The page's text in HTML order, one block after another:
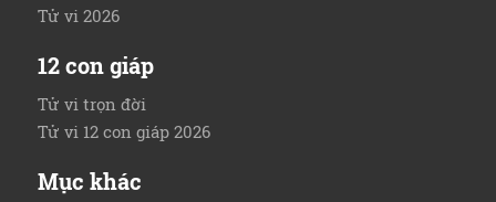
Tử vi 2026
12 con giáp
Tử vi trọn đời
Tử vi 12 con giáp 2026
Mục khác